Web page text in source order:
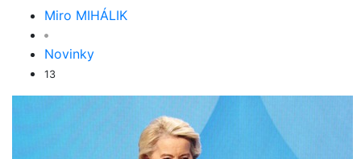
Miro MIHÁLIK
Novinky
13